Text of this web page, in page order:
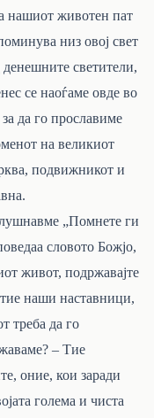
нашиот животен пат
низ овој свет
денешните светители,
се наоѓаме овде во
да го прославиме
на великиот
подвижникот и
„Помнете ги
словото Божјо,
живот, подржавајте
наши наставници,
треба да го
– Тие
оние, кои заради
голема и чиста